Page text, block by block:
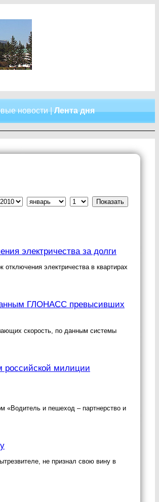
новости|Лента дня
электричества за долги
электричества в квартирах
ГЛОНАСС превысивших
скорость, по данным системы
российской милиции
«Водитель и пешеход – партнерство и
не признал свою вину в